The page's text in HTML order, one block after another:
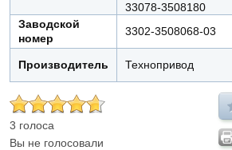
33078-3508180
Заводской
номер
3302-3508068-03
Производитель Технопривод
3 голоса
Вы не голосовали